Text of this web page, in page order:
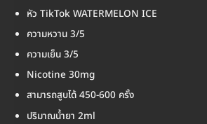
หัว TikTok WATERMELON ICE
ความหวาน 3/5
ความเย็น 3/5
Nicotine 30mg
สามารถสูบได้ 450-600 ครั้ง
ปริมาณน้ำยา 2ml